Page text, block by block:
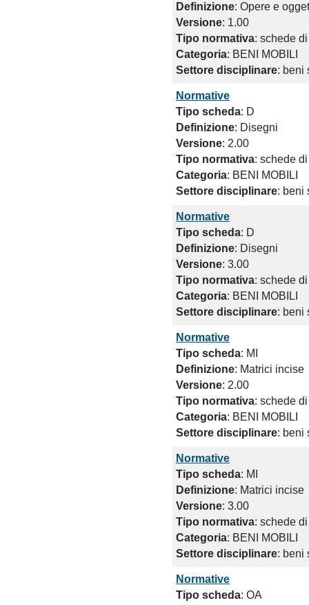
Definizione: Opere e
Versione: 1.00
Tipo normativa: schede
Categoria: BENI MOBILI
Settore disciplinare: beni
Normative
Tipo scheda: D
Definizione: Disegni
Versione: 2.00
Tipo normativa: schede
Categoria: BENI MOBILI
Settore disciplinare: beni
Normative
Tipo scheda: D
Definizione: Disegni
Versione: 3.00
Tipo normativa: schede
Categoria: BENI MOBILI
Settore disciplinare: beni
Normative
Tipo scheda: MI
Definizione: Matrici incise
Versione: 2.00
Tipo normativa: schede
Categoria: BENI MOBILI
Settore disciplinare: beni
Normative
Tipo scheda: MI
Definizione: Matrici incise
Versione: 3.00
Tipo normativa: schede
Categoria: BENI MOBILI
Settore disciplinare: beni
Normative
Tipo scheda: OA